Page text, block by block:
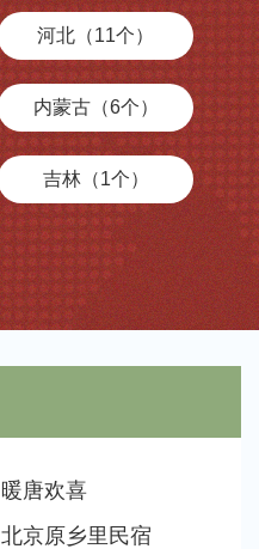
河北（11个）
内蒙古（6个）
吉林（1个）
江苏（16个）
安徽（14个）
湖南（11个）
暖唐欢喜
北京原乡里民宿